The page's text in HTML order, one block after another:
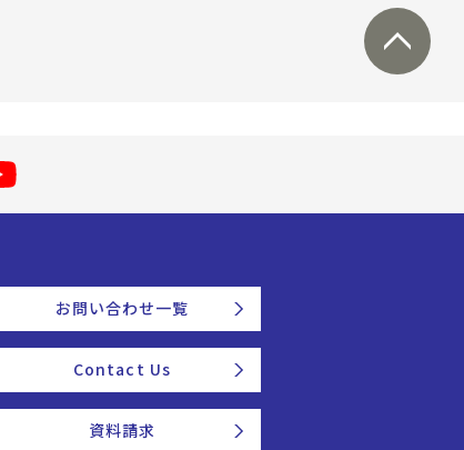
お問い合わせ一覧
Contact Us
資料請求